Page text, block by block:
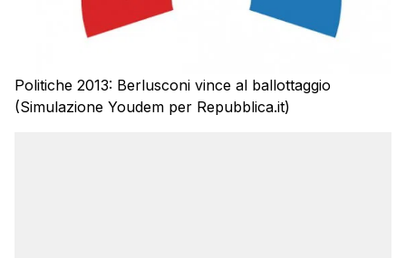
Politiche 2013: Berlusconi vince al ballottaggio
(Simulazione Youdem per Repubblica.it)